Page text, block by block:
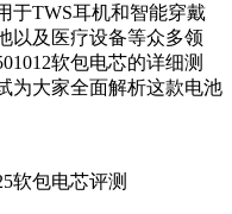
于TWS耳机和智能穿戴
以及医疗设备等众多领
软包电芯的详细测
为大家全面解析这款电池
软包电芯评测